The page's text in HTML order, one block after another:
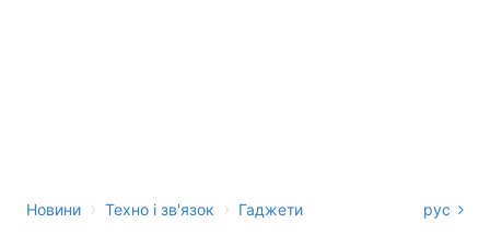
Новини › Техно і зв'язок › Гаджети рус